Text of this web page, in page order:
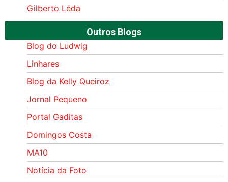
Gilberto Léda
Outros Blogs
Blog do Ludwig
Linhares
Blog da Kelly Queiroz
Jornal Pequeno
Portal Gaditas
Domingos Costa
MA10
Notícia da Foto